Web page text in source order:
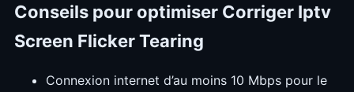
Conseils pour optimiser Corriger Iptv
Screen Flicker Tearing
Connexion internet d’au moins 10 Mbps pour le